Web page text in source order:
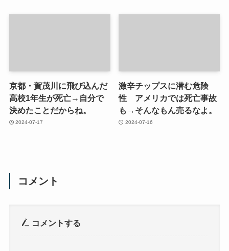
京都・賀茂川に飛び込んだ
高校1年生が死亡→自分で
決めたことだからね。
2024-07-17
激辛チップスに潜む危険
性 アメリカでは死亡事故
も→そんなもん売るなよ。
2024-07-16
コメント
コメントする